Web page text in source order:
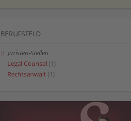
BERUFSFELD
Juristen-Stellen
Legal Counsel (1)
Rechtsanwalt (1)